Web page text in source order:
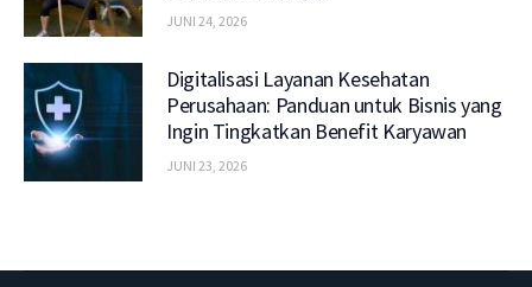
JUNI 24, 2026
Digitalisasi Layanan Kesehatan
Perusahaan: Panduan untuk Bisnis yang
Ingin Tingkatkan Benefit Karyawan
JUNI 23, 2026